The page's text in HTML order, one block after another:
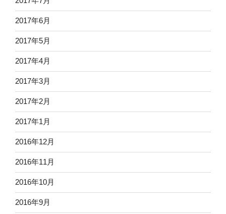
2017年6月
2017年5月
2017年4月
2017年3月
2017年2月
2017年1月
2016年12月
2016年11月
2016年10月
2016年9月